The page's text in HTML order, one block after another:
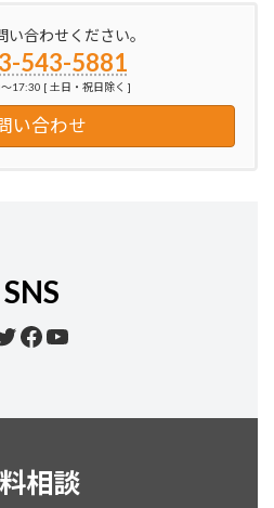
い合わせください。
543-5881
17:30 [ 土日・祝日除く ]
い合わせ
SNS
Facebook
YouTube
相談